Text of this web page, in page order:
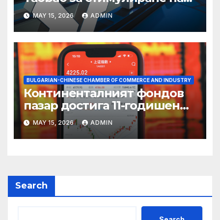
пазаруването 618
MAY 15, 2026 ADMIN
BULGARIAN-CHINESE CHAMBER OF COMMERCE AND INDUSTRY
Континенталният фондов
пазар достига 11-годишен
връх
MAY 15, 2026 ADMIN
Search